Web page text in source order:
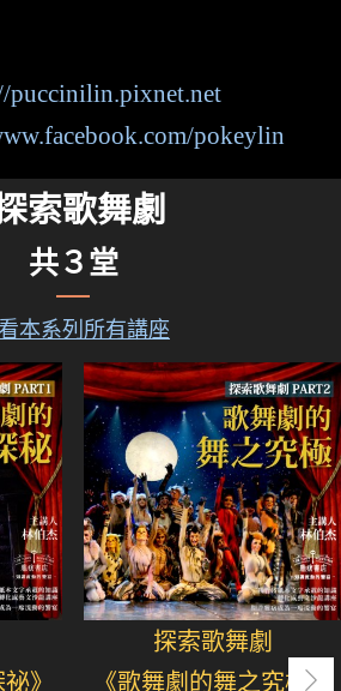
puccinilin.pixnet.net
pokeylin
索歌舞劇
共３堂
本系列所有講座
》
探索歌舞劇
《歌舞劇的舞之究極》